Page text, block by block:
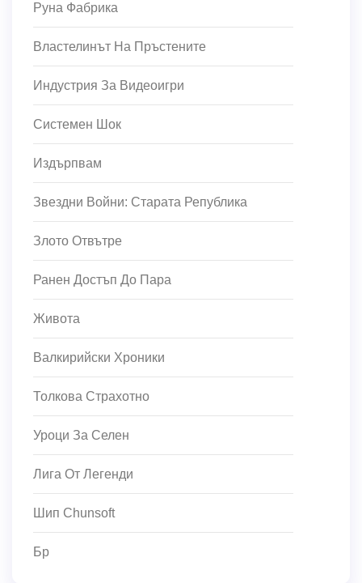
Руна Фабрика
Властелинът На Пръстените
Индустрия За Видеоигри
Системен Шок
Издърпвам
Звездни Войни: Старата Република
Злото Отвътре
Ранен Достъп До Пара
Живота
Валкирийски Хроники
Толкова Страхотно
Уроци За Селен
Лига От Легенди
Шип Chunsoft
Бр